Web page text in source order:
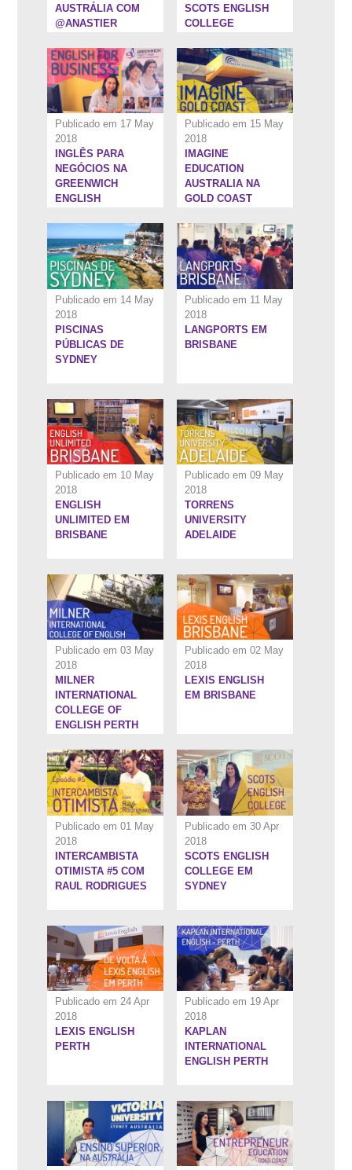
AUSTRÁLIA COM
@ANASTIER
SCOTS ENGLISH
COLLEGE
Publicado em 17 May
2018
INGLÊS PARA
NEGÓCIOS NA
GREENWICH
ENGLISH
Publicado em 15 May
2018
IMAGINE
EDUCATION
AUSTRALIA NA
GOLD COAST
Publicado em 14 May
2018
PISCINAS
PÚBLICAS DE
SYDNEY
Publicado em 11 May
2018
LANGPORTS EM
BRISBANE
Publicado em 10 May
2018
ENGLISH
UNLIMITED EM
BRISBANE
Publicado em 09 May
2018
TORRENS
UNIVERSITY
ADELAIDE
Publicado em 03 May
2018
6:37''
MILNER
INTERNATIONAL
COLLEGE OF
ENGLISH PERTH
Publicado em 02 May
2018
LEXIS ENGLISH
EM BRISBANE
Publicado em 01 May
2018
7:46''
INTERCAMBISTA
OTIMISTA #5 COM
RAUL RODRIGUES
Publicado em 30 Apr
2018
SCOTS ENGLISH
COLLEGE EM
SYDNEY
Publicado em 24 Apr
2018
5:44''
LEXIS ENGLISH
PERTH
Publicado em 19 Apr
2018
KAPLAN
INTERNATIONAL
ENGLISH PERTH
4:39''